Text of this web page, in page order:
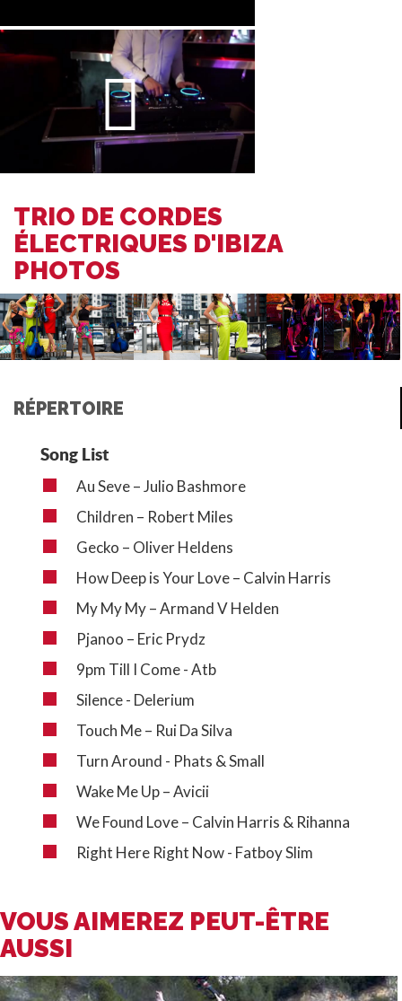
TRIO DE CORDES
ÉLECTRIQUES D'IBIZA
PHOTOS
RÉPERTOIRE
Song List
Au Seve – Julio Bashmore
Children – Robert Miles
Gecko – Oliver Heldens
How Deep is Your Love – Calvin Harris
My My My – Armand V Helden
Pjanoo – Eric Prydz
9pm Till I Come - Atb
Silence - Delerium
Touch Me – Rui Da Silva
Turn Around - Phats & Small
Wake Me Up – Avicii
We Found Love – Calvin Harris & Rihanna
Right Here Right Now - Fatboy Slim
VOUS AIMEREZ PEUT-ÊTRE
AUSSI